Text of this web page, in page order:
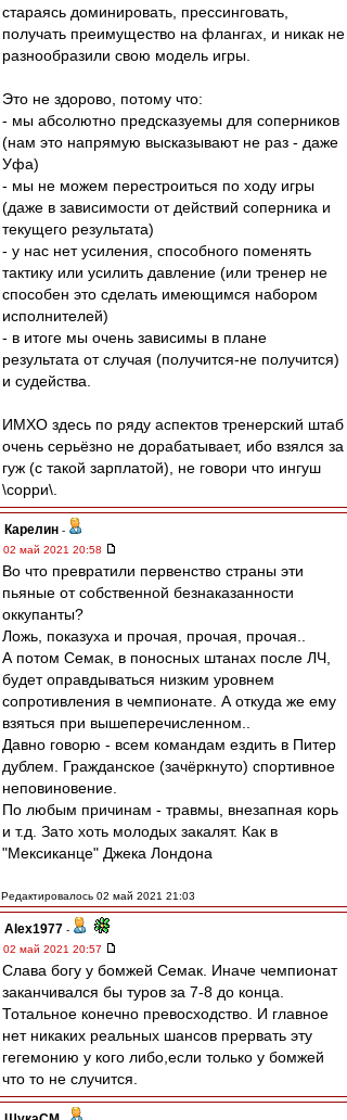
стараясь доминировать, прессинговать,
получать преимущество на флангах, и никак не
разнообразили свою модель игры.
Это не здорово, потому что:
- мы абсолютно предсказуемы для соперников
(нам это напрямую высказывают не раз - даже
Уфа)
- мы не можем перестроиться по ходу игры
(даже в зависимости от действий соперника и
текущего результата)
- у нас нет усиления, способного поменять
тактику или усилить давление (или тренер не
способен это сделать имеющимся набором
исполнителей)
- в итоге мы очень зависимы в плане
результата от случая (получится-не получится)
и судейства.
ИМХО здесь по ряду аспектов тренерский штаб
очень серьёзно не дорабатывает, ибо взялся за
гуж (с такой зарплатой), не говори что ингуш
\сорри\.
Карелин -
02 май 2021 20:58
Во что превратили первенство страны эти
пьяные от собственной безнаказанности
оккупанты?
Ложь, показуха и прочая, прочая, прочая..
А потом Семак, в поносных штанах после ЛЧ,
будет оправдываться низким уровнем
сопротивления в чемпионате. А откуда же ему
взяться при вышеперечисленном..
Давно говорю - всем командам ездить в Питер
дублем. Гражданское (зачёркнуто) спортивное
неповиновение.
По любым причинам - травмы, внезапная корь
и т.д. Зато хоть молодых закалят. Как в
"Мексиканце" Джека Лондона
Редактировалось 02 май 2021 21:03
Alex1977 -
02 май 2021 20:57
Слава богу у бомжей Семак. Иначе чемпионат
заканчивался бы туров за 7-8 до конца.
Тотальное конечно превосходство. И главное
нет никаких реальных шансов прервать эту
гегемонию у кого либо,если только у бомжей
что то не случится.